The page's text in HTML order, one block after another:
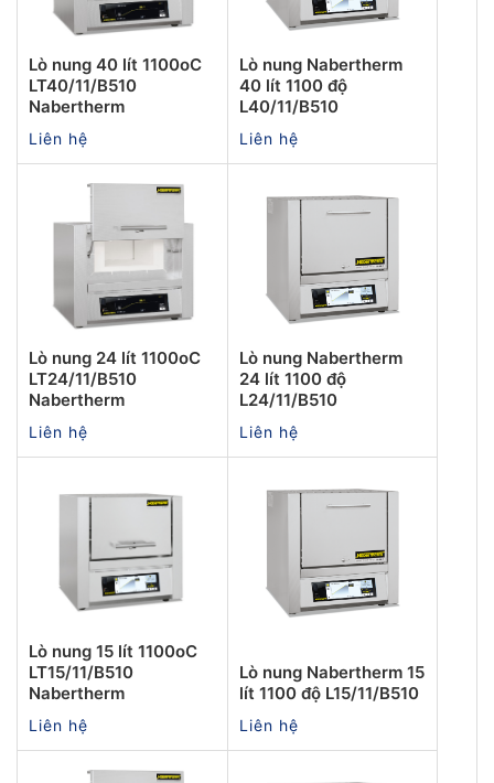
Lò nung 40 lít 1100oC
LT40/11/B510
Nabertherm
Liên hệ
Lò nung Nabertherm
40 lít 1100 độ
L40/11/B510
Liên hệ
Lò nung 24 lít 1100oC
LT24/11/B510
Nabertherm
Liên hệ
Lò nung Nabertherm
24 lít 1100 độ
L24/11/B510
Liên hệ
Lò nung 15 lít 1100oC
LT15/11/B510
Nabertherm
Liên hệ
Lò nung Nabertherm 15
lít 1100 độ L15/11/B510
Liên hệ